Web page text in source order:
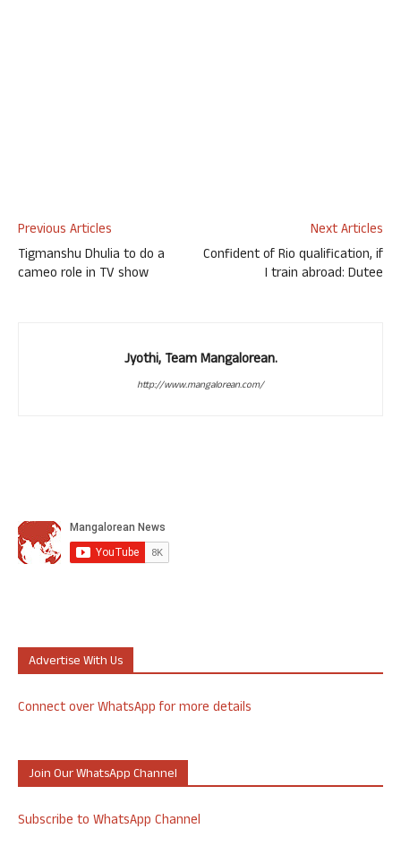
Previous Articles
Tigmanshu Dhulia to do a
cameo role in TV show
Next Articles
Confident of Rio qualification, if
I train abroad: Dutee
Jyothi, Team Mangalorean.
http://www.mangalorean.com/
Advertise With Us
Connect over WhatsApp for more details
Join Our WhatsApp Channel
Subscribe to WhatsApp Channel